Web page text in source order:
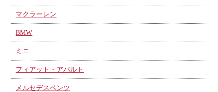
マクラーレン
BMW
ミニ
フィアット・アバルト
メルセデスベンツ